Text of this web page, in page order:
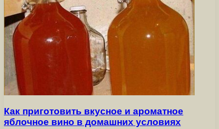
Как приготовить вкусное и ароматное
яблочное вино в домашних условиях